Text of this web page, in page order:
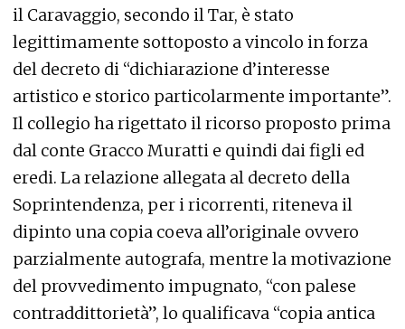
il Caravaggio, secondo il Tar, è stato
legittimamente sottoposto a vincolo in forza
del decreto di “dichiarazione d’interesse
artistico e storico particolarmente importante”.
Il collegio ha rigettato il ricorso proposto prima
dal conte Gracco Muratti e quindi dai figli ed
eredi. La relazione allegata al decreto della
Soprintendenza, per i ricorrenti, riteneva il
dipinto una copia coeva all’originale ovvero
parzialmente autografa, mentre la motivazione
del provvedimento impugnato, “con palese
contraddittorietà”, lo qualificava “copia antica